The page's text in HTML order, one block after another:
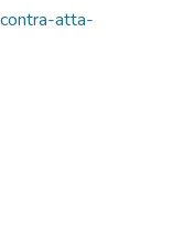
atta-